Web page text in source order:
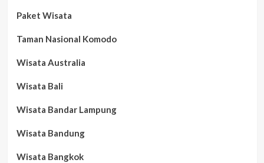
Paket Wisata
Taman Nasional Komodo
Wisata Australia
Wisata Bali
Wisata Bandar Lampung
Wisata Bandung
Wisata Bangkok